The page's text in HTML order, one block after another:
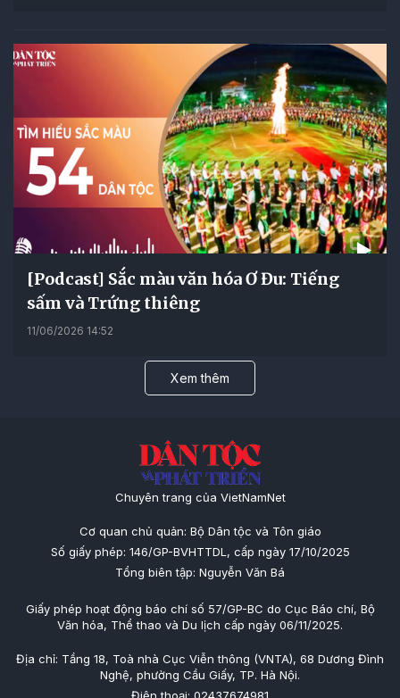
[Podcast] Sắc màu văn hóa Ơ Đu: Tiếng
sấm và Trứng thiêng
11/06/2026 14:52
Xem thêm
Chuyên trang của VietNamNet
Cơ quan chủ quản: Bộ Dân tộc và Tôn giáo
Số giấy phép: 146/GP-BVHTTDL, cấp ngày 17/10/2025
Tổng biên tập: Nguyễn Văn Bá
Giấy phép hoạt động báo chí số 57/GP-BC do Cục Báo chí, Bộ
Văn hóa, Thể thao và Du lịch cấp ngày 06/11/2025.
Địa chỉ: Tầng 18, Toà nhà Cục Viễn thông (VNTA), 68 Dương Đình
Nghệ, phường Cầu Giấy, TP. Hà Nội.